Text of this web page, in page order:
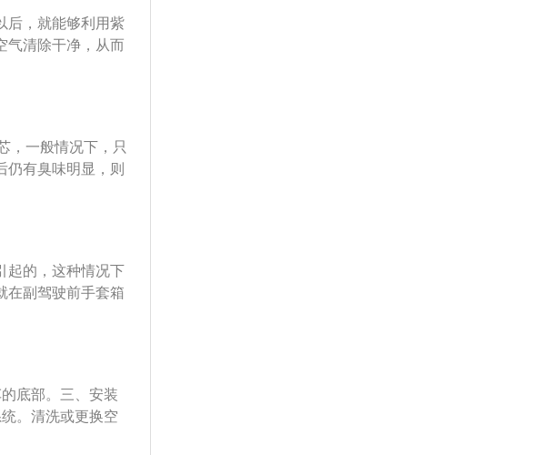
的，若是水分停
水分的话，日常在
先关闭掉A/C键，
的状态，就不用
后，就能够利用紫
气清除干净，从而
。菲翔是菲亚特
高度是1471毫
的是DDCT干式双
矩是210牛·米和2
，悬挂组合是前麦
、ABS防抱死系
，一般情况下，只
仍有臭味明显，则
以找个晴天把它
行大面积的消
以不花一分钱就
起的，这种情况下
在副驾驶前手套箱
面白色的就是空
几分钟，利用紫
环流通，就能够
清洗剂来进行清
空调切换到自然
打开车窗让空调
底部。三、安装
。清洗或更换空
载香熏等，确保